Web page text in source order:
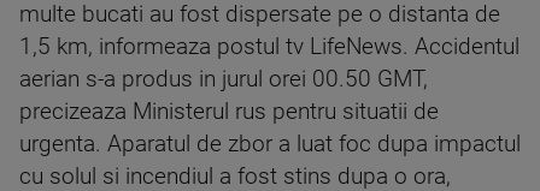
multe bucati au fost dispersate pe o distanta de
1,5 km, informeaza postul tv LifeNews. Accidentul
aerian s-a produs in jurul orei 00.50 GMT,
precizeaza Ministerul rus pentru situatii de
urgenta. Aparatul de zbor a luat foc dupa impactul
cu solul si incendiul a fost stins dupa o ora,